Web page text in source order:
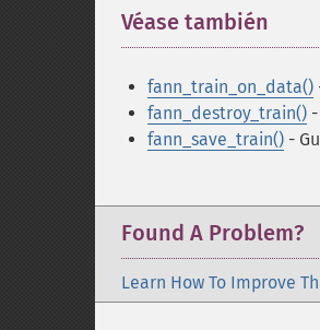
Véase también
fann_train_on_data()
fann_destroy_train()
fann_save_train() -
Found A Problem?
Learn How To Improve